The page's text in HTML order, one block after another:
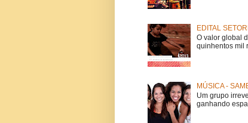
EDITAL
O valor global
quinhentos mil
MÚSICA -
Um grupo
ganhando